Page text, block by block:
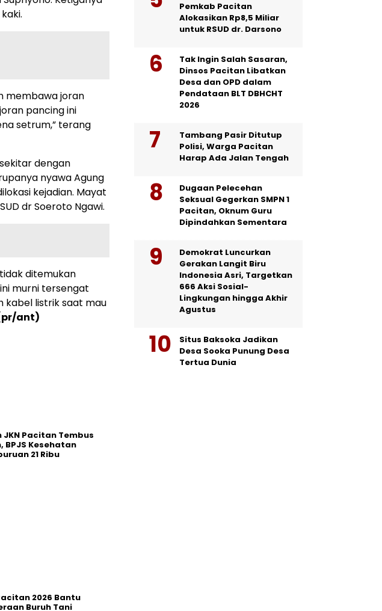
membawa joran
pancing ini
setrum,” terang
dengan
nyawa Agung
kejadian. Mayat
dr Soeroto Ngawi.
ditemukan
murni tersengat
kabel listrik saat mau
ant)
Pacitan Tembus
BPJS Kesehatan
21 Ribu
2026 Bantu
Buruh Tani
Pemkab Pacitan
Alokasikan Rp8,5 Miliar
untuk RSUD dr. Darsono
Tak Ingin Salah Sasaran,
Dinsos Pacitan Libatkan
Desa dan OPD dalam
Pendataan BLT DBHCHT
2026
Tambang Pasir Ditutup
Polisi, Warga Pacitan
Harap Ada Jalan Tengah
Dugaan Pelecehan
Seksual Gegerkan SMPN 1
Pacitan, Oknum Guru
Dipindahkan Sementara
Demokrat Luncurkan
Gerakan Langit Biru
Indonesia Asri, Targetkan
666 Aksi Sosial-
Lingkungan hingga Akhir
Agustus
Situs Baksoka Jadikan
Desa Sooka Punung Desa
Tertua Dunia